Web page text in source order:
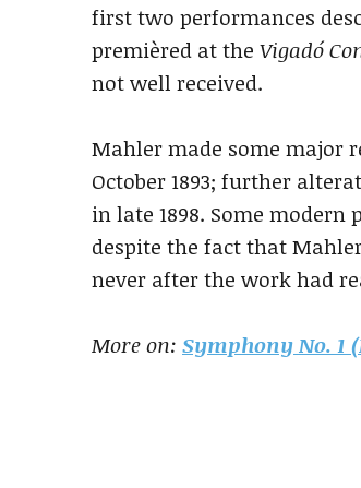
first two performances
premièred at the Vigadó
not well received.
Mahler made some major
October 1893; further
in late 1898. Some
despite the fact that
never after the work had
More on: Symphony No. 1